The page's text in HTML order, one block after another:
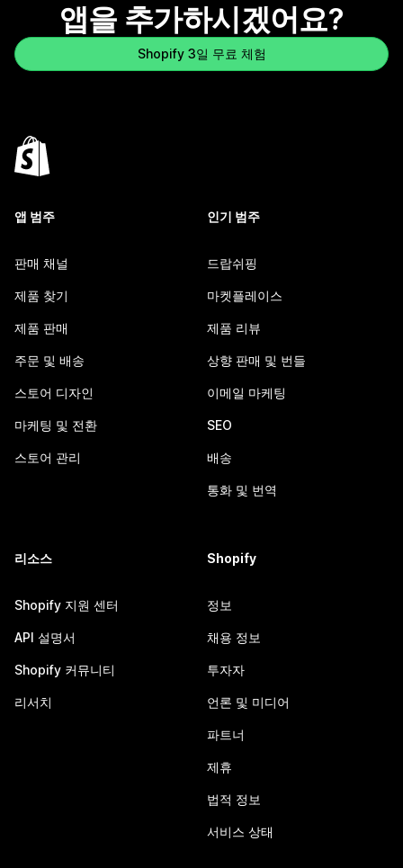
앱을 추가하시겠어요?
Shopify 3일 무료 체험
앱 범주
판매 채널
제품 찾기
제품 판매
주문 및 배송
스토어 디자인
마케팅 및 전환
스토어 관리
인기 범주
드랍쉬핑
마켓플레이스
제품 리뷰
상향 판매 및 번들
이메일 마케팅
SEO
배송
통화 및 번역
리소스
Shopify 지원 센터
API 설명서
Shopify 커뮤니티
리서치
Shopify
정보
채용 정보
투자자
언론 및 미디어
파트너
제휴
법적 정보
서비스 상태